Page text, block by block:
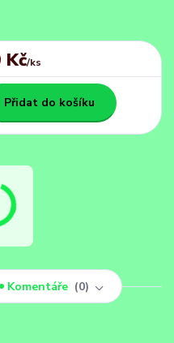
Kč/ks
Přidat do košíku
Komentáře 0